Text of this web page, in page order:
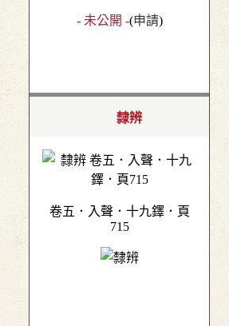
- 未公開 -(申請)
隸辨
卷五．入聲．十九鐸．頁
715